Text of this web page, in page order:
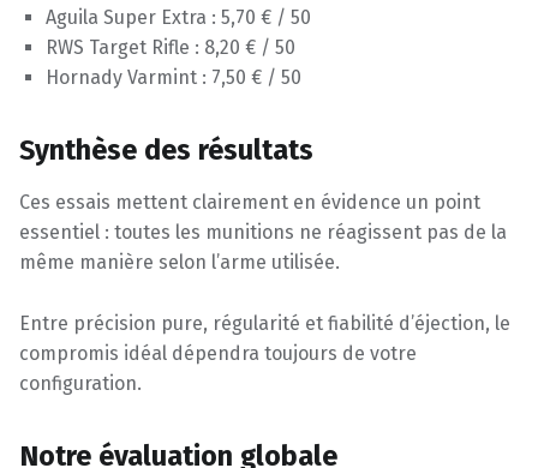
Aguila Super Extra : 5,70 € / 50
RWS Target Rifle : 8,20 € / 50
Hornady Varmint : 7,50 € / 50
Synthèse des résultats
Ces essais mettent clairement en évidence un point
essentiel : toutes les munitions ne réagissent pas de la
même manière selon l’arme utilisée.
Entre précision pure, régularité et fiabilité d’éjection, le
compromis idéal dépendra toujours de votre
configuration.
Notre évaluation globale